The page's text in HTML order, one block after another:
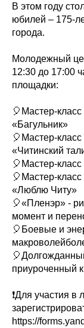
В этом году
юбилей – 175-
города.
Молодежный
12:30 до 17:00
площадки:
🎈Мастер-
«Багульник»
🎈Мастер-
«Читинский
🎈Мастер-
🎈Мастер-
«Люблю Читу»
🎈«Пленэр» -
момент и
🎈Боевые и
приуроченный
❗️Для участия в
https://